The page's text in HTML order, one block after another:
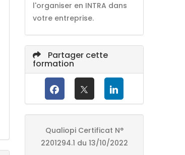
l'organiser en INTRA dans
votre entreprise.
Partager cette
formation
Qualiopi Certificat N°
2201294.1 du 13/10/2022